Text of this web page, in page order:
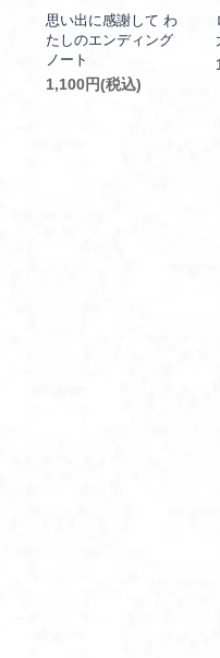
思い出に感謝して わ
たしのエンディング
ノート
1,100円(税込)